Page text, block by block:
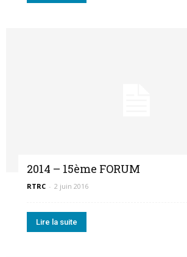
2014 – 15ème FORUM
RTRC - 2 juin 2016
Lire la suite